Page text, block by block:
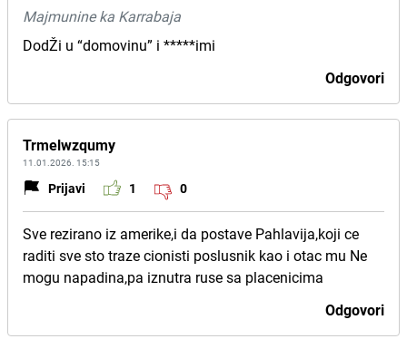
Majmunine ka Karrabaja
DodŽi u “domovinu” i *****imi
Odgovori
Trmelwzqumy
11.01.2026. 15:15
Prijavi 1 0
Sve rezirano iz amerike,i da postave Pahlavija,koji ce
raditi sve sto traze cionisti poslusnik kao i otac mu Ne
mogu napadina,pa iznutra ruse sa placenicima
Odgovori